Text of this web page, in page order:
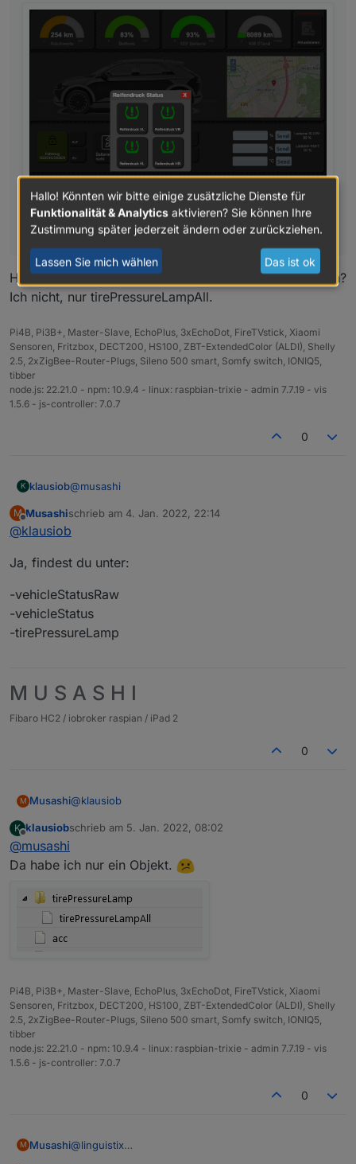
Hast Du den Reifendruck für jedes Rad in den Objekten?
Ich nicht, nur tirePressureLampAll.
Pi4B, Pi3B+, Master-Slave, EchoPlus, 3xEchoDot, FireTVstick, Xiaomi
Sensoren, Fritzbox, DECT200, HS100, ZBT-ExtendedColor (ALDI), Shelly
2.5, 2xZigBee-Router-Plugs, Sileno 500 smart, Somfy switch, IONIQ5,
tibber
node.js: 22.21.0 - npm: 10.9.4 - linux: raspbian-trixie - admin 7.7.19 - vis
1.5.6 - js-controller: 7.0.7
0
K klausiob@musashi
Hast Du den Reifendruck für jedes Rad in den
M
Offline
Musashischrieb am 4. Jan. 2022, 22:14
zuletzt editiert von
@klausiob
Ja, findest du unter:
-vehicleStatusRaw
-vehicleStatus
-tirePressureLamp
M U S A S H I
Fibaro HC2 / iobroker raspian / iPad 2
0
M Musashi@klausiob
Ja, findest du unter:
-vehicleStatusRaw
K
Offline
klausiobschrieb am 5. Jan. 2022, 08:02
zuletzt editiert von
@musashi
Da habe ich nur ein Objekt.
Pi4B, Pi3B+, Master-Slave, EchoPlus, 3xEchoDot, FireTVstick, Xiaomi
Sensoren, Fritzbox, DECT200, HS100, ZBT-ExtendedColor (ALDI), Shelly
2.5, 2xZigBee-Router-Plugs, Sileno 500 smart, Somfy switch, IONIQ5,
tibber
node.js: 22.21.0 - npm: 10.9.4 - linux: raspbian-trixie - admin 7.7.19 - vis
1.5.6 - js-controller: 7.0.7
0
M Musashi@linguistix
Hallo! Könnten wir bitte einige zusätzliche Dienste für
Funktionalität & Analytics aktivieren? Sie können Ihre
Zustimmung später jederzeit ändern oder zurückziehen.
Lassen Sie mich wählen Das ist ok